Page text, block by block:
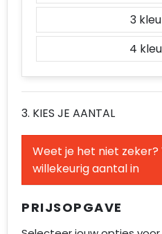
3
4
3. KIES JE AANTAL
Weet je het niet zeker?
willekeurig aantal in
PRIJSOPGAVE